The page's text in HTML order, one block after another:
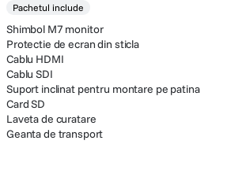
Pachetul include
Shimbol M7 monitor
Protectie de ecran din sticla
Cablu HDMI
Cablu SDI
Suport inclinat pentru montare pe patina
Card SD
Laveta de curatare
Geanta de transport